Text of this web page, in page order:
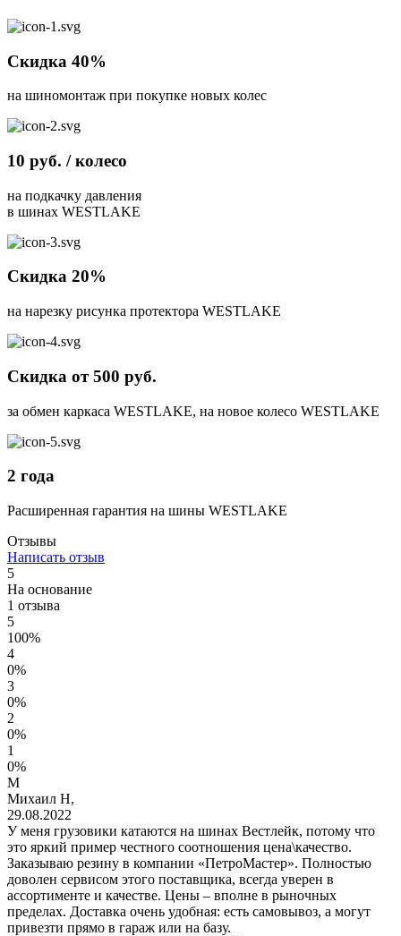
Скидка 40%
на шиномонтаж при покупке новых колес
10 руб. / колесо
на подкачку давления
в шинах WESTLAKE
Скидка 20%
на нарезку рисунка протектора WESTLAKE
Скидка от 500 руб.
за обмен каркаса WESTLAKE, на новое колесо WESTLAKE
2 года
Расширенная гарантия на шины WESTLAKE
Отзывы
Написать отзыв
5
На основание
1 отзыва
5
100%
4
0%
3
0%
2
0%
1
0%
М
Михаил Н,
29.08.2022
У меня грузовики катаются на шинах Вестлейк, потому что
это яркий пример честного соотношения цена\качество.
Заказываю резину в компании «ПетроМастер». Полностью
доволен сервисом этого поставщика, всегда уверен в
ассортименте и качестве. Цены – вполне в рыночных
пределах. Доставка очень удобная: есть самовывоз, а могут
привезти прямо в гараж или на базу.